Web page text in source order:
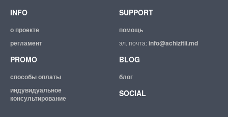
INFO
о проекте
регламент
SUPPORT
помощь
эл. почта:info@achizitii.md
PROMO
способы оплаты
индувидуальное
консультирование
BLOG
блог
SOCIAL